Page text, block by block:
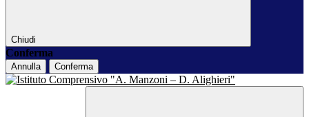
Chiudi
Conferma
Annulla Conferma